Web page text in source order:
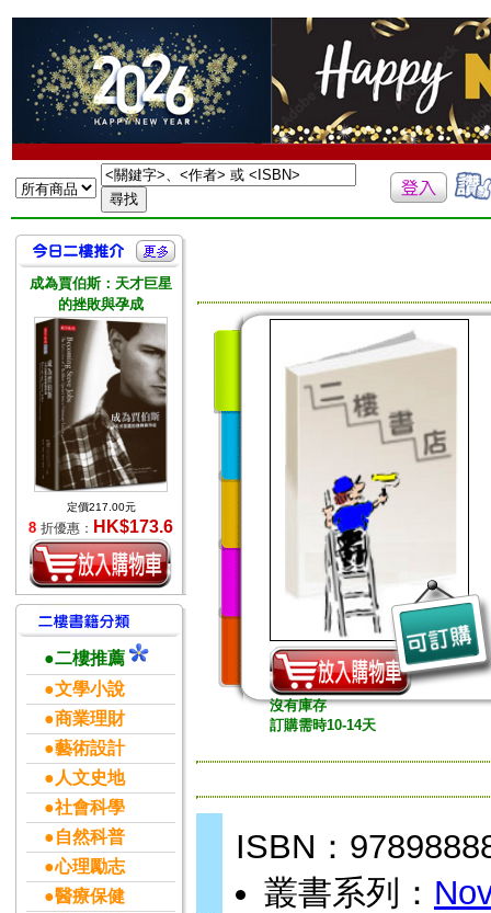
成為賈伯斯：天才巨星
的挫敗與孕成
定價217.00元
8 折優惠： HK$173.6
●二樓推薦
●文學小說
●商業理財
●藝術設計
●人文史地
●社會科學
●自然科普
●心理勵志
●醫療保健
沒有庫存
訂購需時10-14天
ISBN：
叢書系列：